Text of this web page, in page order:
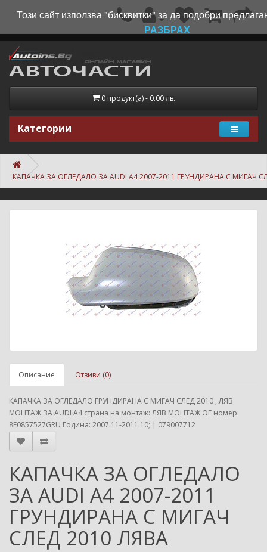
0 продукт(а) - 0.00 лв.
Категории
КАПАЧКА ЗА ОГЛЕДАЛО ЗА AUDI A4 2007-2011 ГРУНДИРАНА С МИГАЧ
Описание Отзиви (0)
КАПАЧКА ЗА ОГЛЕДАЛО ГРУНДИРАНА С МИГАЧ СЛЕД 2010 , ЛЯВ
МОНТАЖ ЗА AUDI A4 страна на монтаж: ЛЯВ МОНТАЖ ОЕ номер:
8F0857527GRU Година: 2007.11-2011.10; | 079007712
КАПАЧКА ЗА ОГЛЕДАЛО
ЗА AUDI A4 2007-2011
ГРУНДИРАНА С МИГАЧ
СЛЕД 2010 ЛЯВА
Този сайт използва "бисквитки" за да подобри
РАЗБРАХ